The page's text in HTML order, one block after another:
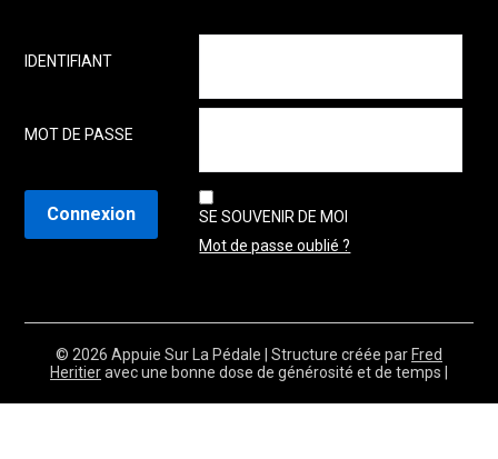
IDENTIFIANT
MOT DE PASSE
SE SOUVENIR DE MOI
Mot de passe oublié ?
© 2026 Appuie Sur La Pédale | Structure créée parFred
Heritieravec une bonne dose de générosité et de temps |